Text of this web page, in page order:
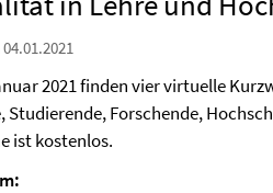
2021 finden vier virtuelle
Studierende, Forschende,
ist kostenlos.